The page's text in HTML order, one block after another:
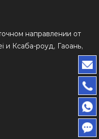
направлении от
и Ксаба-роуд, Гаоань,